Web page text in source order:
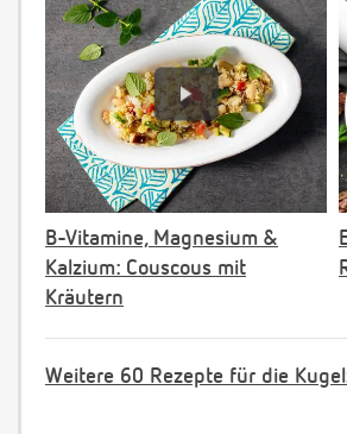
B-Vitamine, Magnesium &
Kalzium: Couscous mit
Kräutern
Weitere 60 Rezepte für die